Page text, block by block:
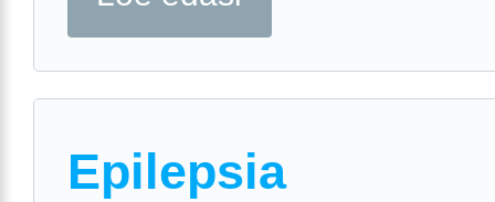
Epilepsia